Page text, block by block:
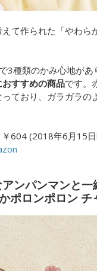
て作られた「やわら
3種類のかみ心地があ
すすめの商品です。
ており、ガラガラの
￥604 (2018年6月15日
アンパンマンと
ポロンポロン チ